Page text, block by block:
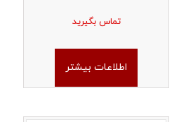
تماس بگیرید
اطلاعات بیشتر